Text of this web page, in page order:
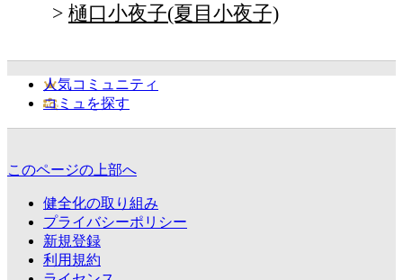
樋口小夜子(夏目小夜子)
人気コミュニティ
コミュを探す
このページの上部へ
健全化の取り組み
プライバシーポリシー
新規登録
利用規約